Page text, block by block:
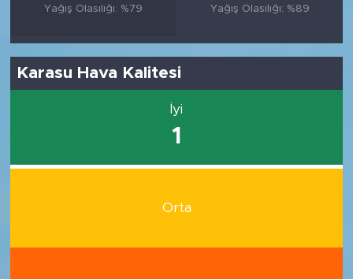
Yağış Olasılığı: %79
Yağış Olasılığı: %89
Karasu Hava Kalitesi
İyi
1
Orta